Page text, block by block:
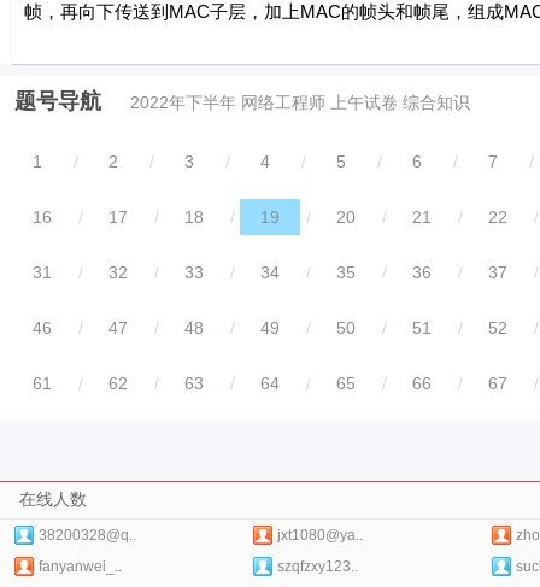
帧，再向下传送到MAC子层，加上MAC的帧头和帧尾，组成
题号导航 2022年下半年 网络工程师 上午试卷 综合知识
1 / 2 / 3 / 4 / 5 / 6 / 7 /
16 / 17 / 18 / 19 / 20 / 21 / 22 /
31 / 32 / 33 / 34 / 35 / 36 / 37 /
46 / 47 / 48 / 49 / 50 / 51 / 52 /
61 / 62 / 63 / 64 / 65 / 66 / 67 /
在线人数
38200328@q.. jxt1080@ya..
fanyanwei_..
szqfzxy123..